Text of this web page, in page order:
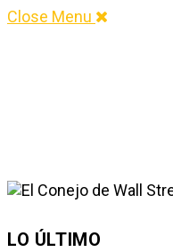
Close Menu
LO ÚLTIMO